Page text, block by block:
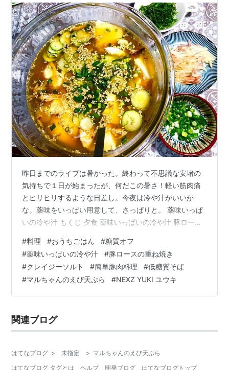
昨日までのライブは暑かった。終わって不思議な安堵の
気持ちで１日が始まったが、何だこの暑さ！軽い筋肉痛
とヒリヒリするような日差し。今夜は冷や汁がいいか
な。薬味をいっぱい用意して、さっぱりと。 薬味いっぱ
いの冷や汁 もくじ 夕食 薬味いっぱいの冷や汁 豚ロース
とこと NEXZ LIVE TOUR 2026“Hellmate”とNEX2U 夕食
薬味いっぱいの冷や汁 〇塩サバ・豆腐・きゅうり・ご
ま・味噌・醤油・出汁の素 〇シソ・ミョウガ・ネギ 塩サ
バをアルミ箔にのせて、魚焼きグリルで９分焼く。途中
で味噌を添えて４分焼く。 焼いたサバをボウルにほぐ…
#料理 #おうちごはん #糖質オフ
#薬味いっぱいの冷や汁 #豚ロースの重ね焼き
#クレイジーソルト #簡単豚肉料理 #低糖質そば
#マルちゃんのえび天ぷら #NEXZ YUKI ユウキ
関連ブログ
はてなブログ > 未指定 > マルちゃんのえび天ぷら
はてなブログ タグとは
ヘルプ 開発ブログ はてなブログトップ